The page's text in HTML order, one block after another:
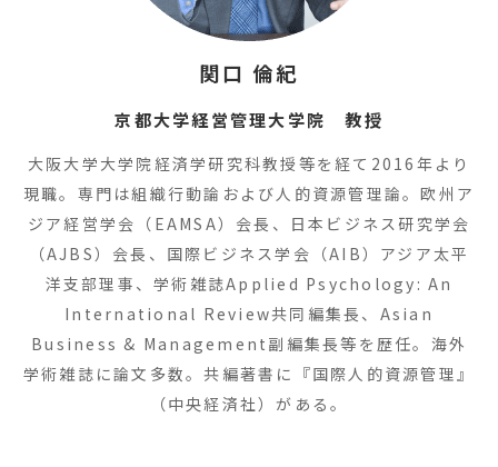
関口 倫紀
京都大学経営管理大学院 教授
大阪大学大学院経済学研究科教授等を経て2016年より
現職。専門は組織行動論および人的資源管理論。欧州ア
ジア経営学会（EAMSA）会長、日本ビジネス研究学会
（AJBS）会長、国際ビジネス学会（AIB）アジア太平
洋支部理事、学術雑誌Applied Psychology: An
International Review共同編集長、Asian
Business & Management副編集長等を歴任。海外
学術雑誌に論文多数。共編著書に『国際人的資源管理』
（中央経済社）がある。